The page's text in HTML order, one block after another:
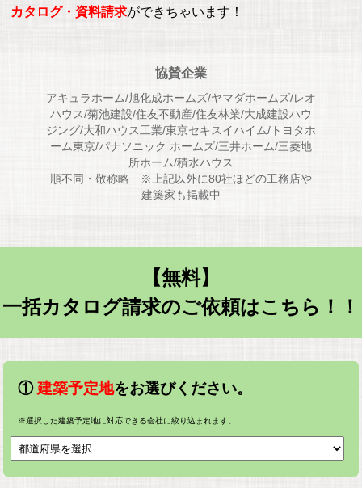
カタログ・資料請求ができちゃいます！
協賛企業
アキュラホーム/旭化成ホームズ/ヤマダホームズ/レオ
ハウス/菊池建設/住友不動産/住友林業/大成建設ハウ
ジング/大和ハウス工業/東京セキスイハイム/トヨタホ
ーム東京/パナソニック ホームズ/三井ホーム/三菱地
所ホーム/積水ハウス
順不同・敬称略 ※上記以外に80社ほどの工務店や
建築家も掲載中
【無料】
一括カタログ請求のご依頼はこちら！！
①建築予定地をお選びください。
※選択した建築予定地に対応できる会社に絞り込まれます。